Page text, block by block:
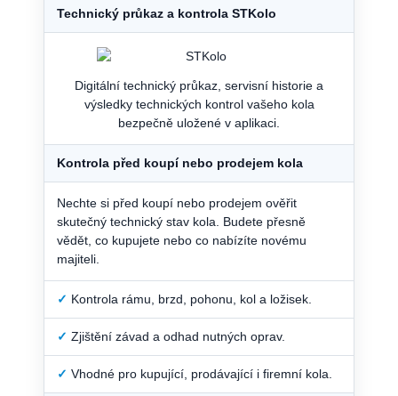
Technický průkaz a kontrola STKolo
Digitální technický průkaz, servisní historie a
výsledky technických kontrol vašeho kola
bezpečně uložené v aplikaci.
Kontrola před koupí nebo prodejem kola
Nechte si před koupí nebo prodejem ověřit
skutečný technický stav kola. Budete přesně
vědět, co kupujete nebo co nabízíte novému
majiteli.
✓ Kontrola rámu, brzd, pohonu, kol a ložisek.
✓ Zjištění závad a odhad nutných oprav.
✓ Vhodné pro kupující, prodávající i firemní kola.